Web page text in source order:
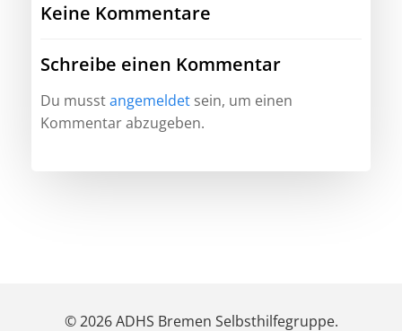
Keine Kommentare
Schreibe einen Kommentar
Du musstangemeldet sein, um einen
Kommentar abzugeben.
© 2026 ADHS Bremen Selbsthilfegruppe.